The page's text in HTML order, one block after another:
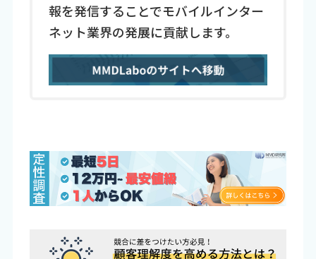
報を発信することでモバイルインター
ネット業界の発展に貢献します。